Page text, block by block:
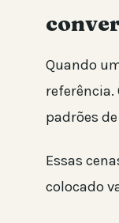
Quando
referência.
padrões
Essas
colocado